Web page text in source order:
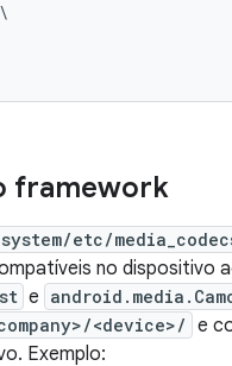
framework
system/etc/
no dispositivo
e
<device>/ e
Exemplo: